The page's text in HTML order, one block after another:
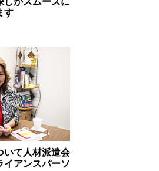
す
いて人材派遣会
イアンスパーソ